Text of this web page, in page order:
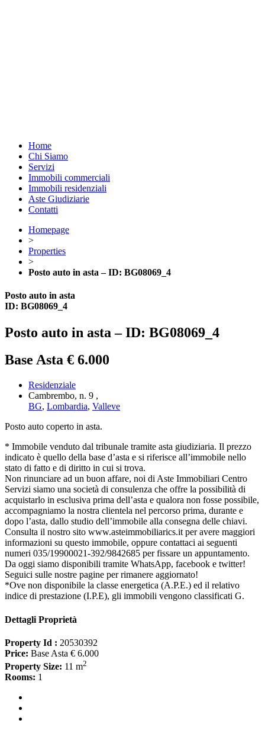
Home
Chi Siamo
Servizi
Immobili commerciali
Immobili residenziali
Aste Giudiziarie
Contatti
Homepage
>
Properties
>
Posto auto in asta – ID: BG08069_4
Posto auto in asta
ID: BG08069_4
Posto auto in asta – ID: BG08069_4
Base Asta € 6.000
Residenziale
Cambrembo, n. 9 ,
BG, Lombardia, Valleve
Posto auto coperto in asta.
* Immobile venduto dal tribunale tramite asta giudiziaria. Il prezzo
indicato è quello della base d’asta e si riferisce all’immobile nello
stato di fatto e di diritto in cui si trova.
Non rinunciare ad un buon affare, noi di Aste Immobiliari Centro
Servizi siamo una società di consulenza che offre la possibilità di
acquistarlo in esclusiva prima dell’asta e qualora non fosse possibile,
accompagniamo la nostra clientela nel percorso prima, durante e
dopo l’asta, dallo studio dell’immobile alla consegna delle chiavi.
Consulta il nostro sito www.asteimmobiliarics.it per avere maggiori
informazioni su questo immobile, oppure contattaci ai seguenti
numeri 035/19900021-392/9842685 per fissare un appuntamento.
Da oggi siamo disponibili tramite WhatsApp, facebook e twitter!
Seguici sulle nostre pagine per rimanere aggiornato!
*Ove non disponibile la classe energetica (A.P.E.) ed il relativo
indice di prestazione (I.P.E), gli immobili vengono classificati G.
Dettagli Proprietà
Property Id : 20530392
Price: Base Asta € 6.000
Property Size: 11 m2
Rooms: 1